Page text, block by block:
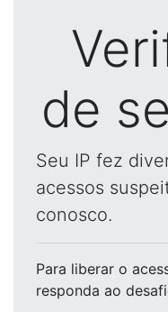
de
Seu IP fez
acessos
conosco.
Para liberar o
responda ao